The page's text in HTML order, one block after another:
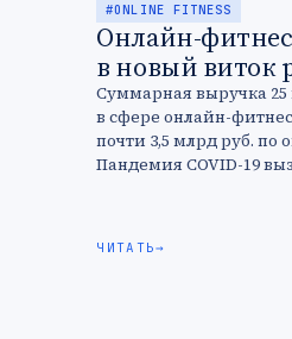
#ONLINE FITNESS
Онлайн-
в новый виток
Суммарная выручка
в сфере онлайн-
почти 3,5 млрд руб. по
Пандемия COVID-19
ЧИТАТЬ→